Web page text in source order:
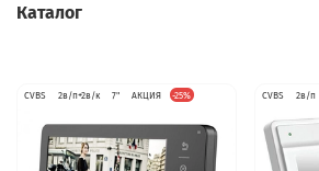
CVBS 2в/п+2в/к 7" АКЦИЯ -25% CVBS 2в/п
Каталог